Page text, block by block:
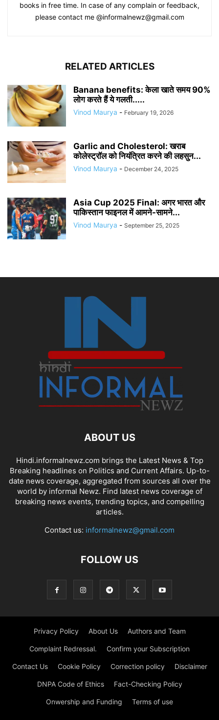
books in free time. In case of any complain or feedback,
please contact me @informalnewz@gmail.com
RELATED ARTICLES
Banana benefits: केला खाते समय 90%
लोग करते हैं ये गलती.....
Vinod Maurya - February 19, 2026
Garlic and Cholesterol: खराब
कोलेस्ट्रॉल को नियंत्रित करने की लहसुन...
Vinod Maurya - December 24, 2025
Asia Cup 2025 Final: अगर भारत और
पाकिस्तान फाइनल में आमने-सामने...
Vinod Maurya - September 25, 2025
ABOUT US
Hindi.informalnewz.com brings the Latest News & Top
Breaking headlines on Politics and Current Affairs. Up-to-
date news coverage, aggregated from sources all over the
world by informal Newz. Find latest news coverage of
breaking news events, trending topics, and compelling
articles.
Contact us: informalnewz@gmail.com
FOLLOW US
Privacy Policy About Us Authors and Team
Complaint Redressal. Confirm your Subscription
Contact Us Cookie Policy Correction policy Disclaimer
DNPA Code of Ethics Fact-Checking Policy
Onwership and Funding Terms of use